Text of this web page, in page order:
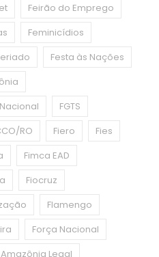
Feirão do Emprego
Feminicídios
Festa às Nações
FGTS
RO Fiero
Fies
Fimca EAD
Fiocruz
Flamengo
Força Nacional
Legal